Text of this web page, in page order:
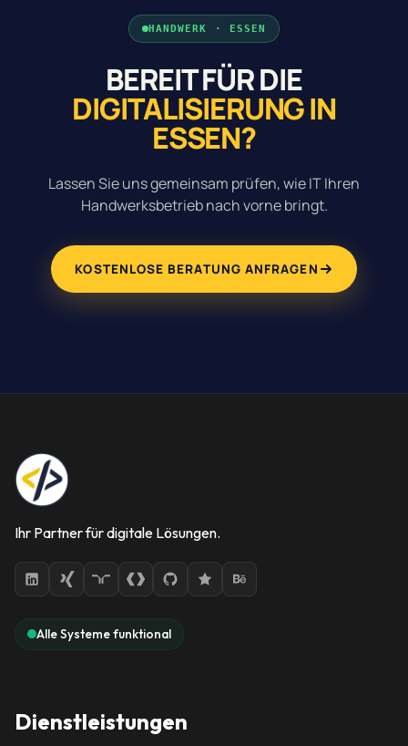
HANDWERK · ESSEN
BEREIT FÜR DIE
DIGITALISIERUNG IN
ESSEN?
Lassen Sie uns gemeinsam prüfen, wie IT Ihren
Handwerksbetrieb nach vorne bringt.
KOSTENLOSE BERATUNG ANFRAGEN
Ihr Partner für digitale Lösungen.
Alle Systeme funktional
Dienstleistungen